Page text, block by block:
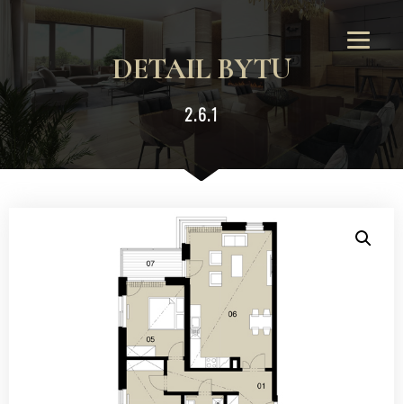
DETAIL BYTU
2.6.1